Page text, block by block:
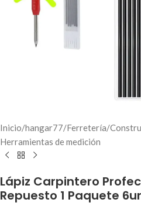
Inicio/hangar77/Ferretería/
Herramientas de medición
Lápiz Carpintero
Repuesto 1 Paquete